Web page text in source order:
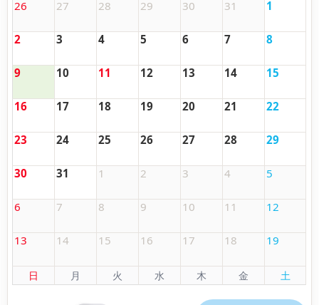
26 27 28 29 30 31 1
2 3 4 5 6 7 8
9 10 11 12 13 14 15
16 17 18 19 20 21 22
23 24 25 26 27 28 29
30 31 1 2 3 4 5
6 7 8 9 10 11 12
13 14 15 16 17 18 19
日 月 火 水 木 金 土